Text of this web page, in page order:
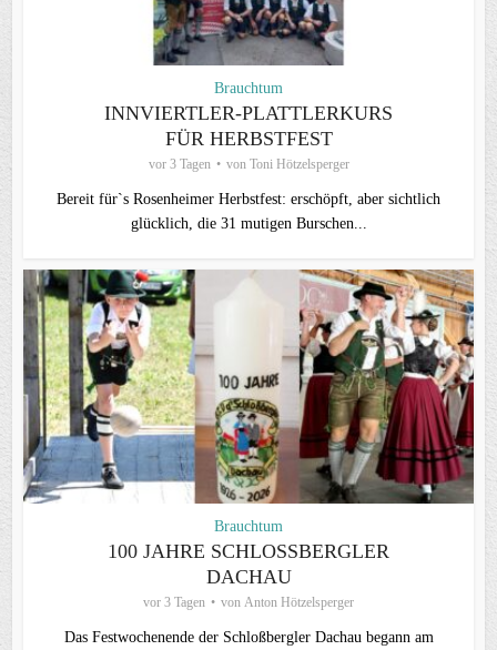
Brauchtum
INNVIERTLER-PLATTLERKURS
FÜR HERBSTFEST
vor 3 Tagen von Toni Hötzelsperger
Bereit für`s Rosenheimer Herbstfest: erschöpft, aber sichtlich
glücklich, die 31 mutigen Burschen...
Brauchtum
100 JAHRE SCHLOSSBERGLER D
ACHAU
vor 3 Tagen von Anton Hötzelsperger
Das Festwochenende der Schloßbergler Dachau begann am